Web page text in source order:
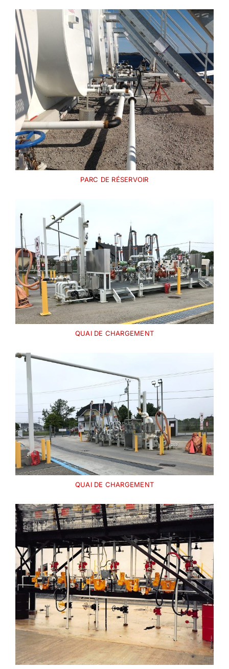
PARC DE RÉSERVOIR
QUAI DE CHARGEMENT
QUAI DE CHARGEMENT